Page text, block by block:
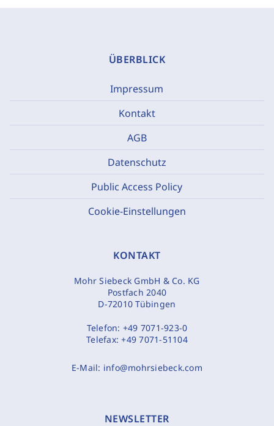
ÜBERBLICK
Impressum
Kontakt
AGB
Datenschutz
Public Access Policy
Cookie-Einstellungen
KONTAKT
Mohr Siebeck GmbH & Co. KG
Postfach 2040
D-72010 Tübingen
Telefon: +49 7071-923-0
Telefax:+49 7071-51104
E-Mail: info@mohrsiebeck.com
NEWSLETTER